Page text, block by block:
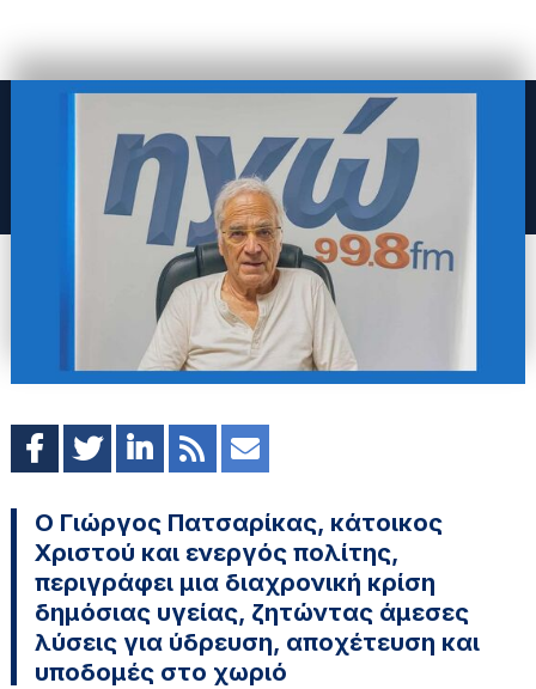
Ο Γιώργος Πατσαρίκας, κάτοικος
Χριστού και ενεργός πολίτης,
περιγράφει μια διαχρονική κρίση
δημόσιας υγείας, ζητώντας άμεσες
λύσεις για ύδρευση, αποχέτευση και
υποδομές στο χωριό